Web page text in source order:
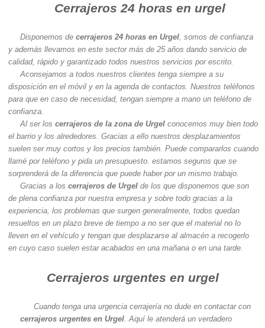
Cerrajeros 24 horas en urgel
Disponemos de cerrajeros 24 horas en Urgel , somos de confianza
y además llevamos en este sector más de 25 años dando servicio de
calidad, rápido y garantizado todos nuestros servicios por escrito.
Aconsejamos a todos nuestros clientes tenga siempre a su
disposición en el móvil y en la agenda de contactos. Nuestros teléfonos
para que en caso de necesidad, tengan siempre a mano un teléfono de
confianza.
Al ser los cerrajeros de la zona de Urgel conocemos muy bien todo
el barrio y los alrededores. Gracias a ello nuestros desplazamientos
suelen ser muy cortos y los precios también. Puede compararlos cuando
llamé por teléfono y pida un presupuesto. estamos seguros que se
sorprenderá de la diferencia que puede haber por un mismo trabajo.
Gracias a los cerrajeros de Urgel de los que disponemos que son
de plena confianza por nuestra empresa y sobre todo gracias a la
experiencia, los problemas que surgen generalmente, todos quedan
resueltos en un plazo breve de tiempo a no ser que el material no lo
lleven en el vehículo y tengan que desplazarse al almacén a recogerlo
en cuyo caso suelen estar acabados en una mañana o en una tarde.
Cerrajeros urgentes en urgel
Cuando tenga una urgencia cerrajería no dude en contactar con
cerrajeros urgentes en Urgel . Aquí le atenderá un verdadero